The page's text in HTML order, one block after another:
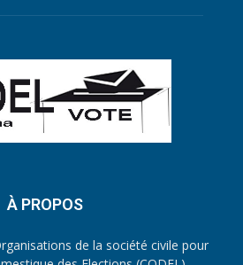
À PROPOS
de la société civile pour